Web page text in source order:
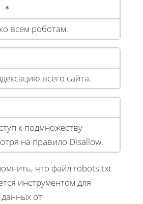
*
всем роботам.
всего сайта.
к подмножеству
на правило Disallow.
что файл robots.txt
инструментом для
от